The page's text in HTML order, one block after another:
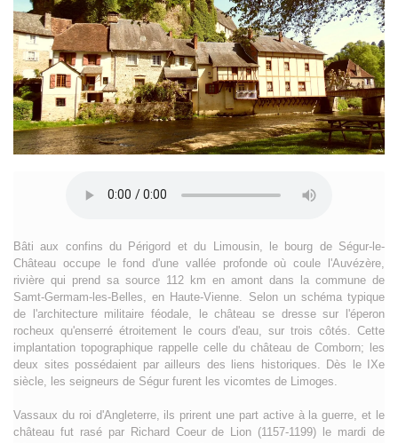
Bâti aux confins du Périgord et du Limousin, le bourg de Ségur-le-
Château occupe le fond d'une vallée profonde où coule l'Auvézère,
rivière qui prend sa source 112 km en amont dans la commune de
Samt-Germam-les-Belles, en Haute-Vienne. Selon un schéma typique
de l'architecture militaire féodale, le château se dresse sur l'éperon
rocheux qu'enserré étroitement le cours d'eau, sur trois côtés. Cette
implantation topographique rappelle celle du château de Comborn; les
deux sites possédaient par ailleurs des liens historiques. Dès le IXe
siècle, les seigneurs de Ségur furent les vicomtes de Limoges.
Vassaux du roi d'Angleterre, ils prirent une part active à la guerre, et le
château fut rasé par Richard Coeur de Lion (1157-1199) le mardi de